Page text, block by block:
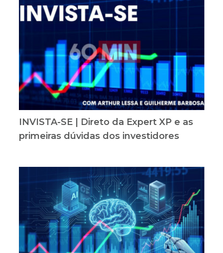
INVISTA-SE | Direto da Expert XP e as
primeiras dúvidas dos investidores